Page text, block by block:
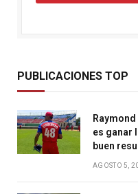
PUBLICACIONES TOP
es ganar
buen
AGOSTO 5,